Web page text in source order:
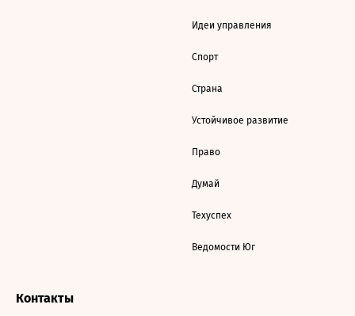
Идеи управления
Спорт
Страна
Устойчивое развитие
Право
Думай
Техуспех
Ведомости Юг
Контакты